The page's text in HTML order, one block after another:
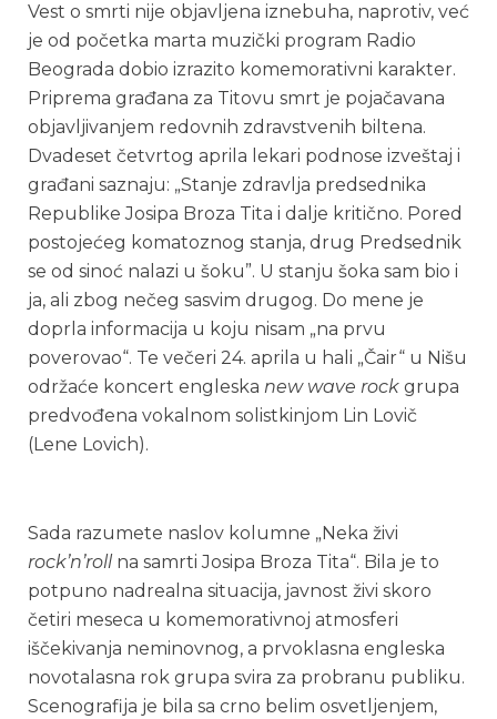
Vest o smrti nije objavljena iznebuha, naprotiv, već
je od početka marta muzički program Radio
Beograda dobio izrazito komemorativni karakter.
Priprema građana za Titovu smrt je pojačavana
objavljivanjem redovnih zdravstvenih biltena.
Dvadeset četvrtog aprila lekari podnose izveštaj i
građani saznaju: „Stanje zdravlja predsednika
Republike Josipa Broza Tita i dalje kritično. Pored
postojećeg komatoznog stanja, drug Predsednik
se od sinoć nalazi u šoku”. U stanju šoka sam bio i
ja, ali zbog nečeg sasvim drugog. Do mene je
doprla informacija u koju nisam „na prvu
poverovao“. Te večeri 24. aprila u hali „Čair“ u Nišu
održaće koncert engleska new wave rock grupa
predvođena vokalnom solistkinjom Lin Lovič
(Lene Lovich).
Sada razumete naslov kolumne „Neka živi
rock’n’roll na samrti Josipa Broza Tita“. Bila je to
potpuno nadrealna situacija, javnost živi skoro
četiri meseca u komemorativnoj atmosferi
iščekivanja neminovnog, a prvoklasna engleska
novotalasna rok grupa svira za probranu publiku.
Scenografija je bila sa crno belim osvetljenjem,